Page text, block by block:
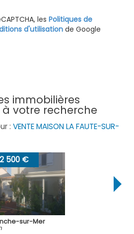
les Politiques de
d'utilisation de Google
votre recherche
: VENTE MAISON LA FAUTE-SUR-
500 €
sur-Mer